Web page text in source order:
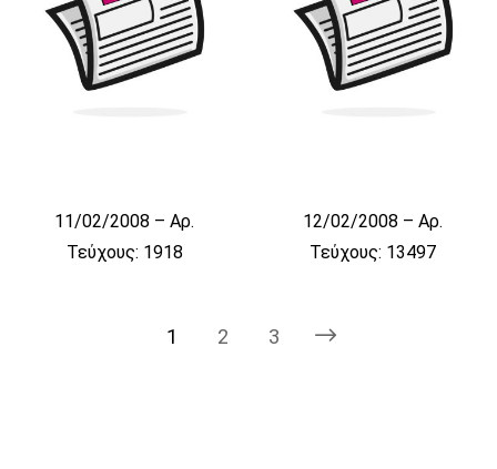
11/02/2008 – Αρ.
Τεύχους: 1918
12/02/2008 – Αρ.
Τεύχους: 13497
1 2 3